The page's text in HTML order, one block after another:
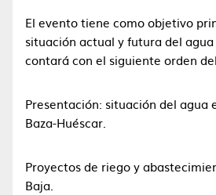
El evento tiene como objetivo
situación actual y futura del
contará con el siguiente orden
Presentación: situación del agua
Baza-Huéscar.
Proyectos de riego y
Baja.